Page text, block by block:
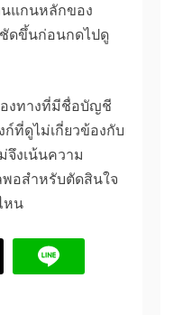
แกนหลักของ
ดขึ้นก่อนกดไปดู
องทางที่มีชื่อบัญชี
ก์ที่ดูไม่เกี่ยวข้องกับ
จึงเน้นความ
อสำหรับตัดสินใจ
หน